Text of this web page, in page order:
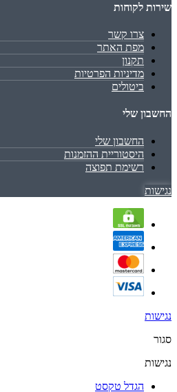
שירות לקוחות
צרו קשר
מפת האתר
תקנון
מדיניות הפרטיות
ביטולים
החשבון שלי
החשבון שלי
היסטוריית ההזמנות
רשימת תפוצה
נגישות
נגישות
סגור
נגישות
הגדל טקסט